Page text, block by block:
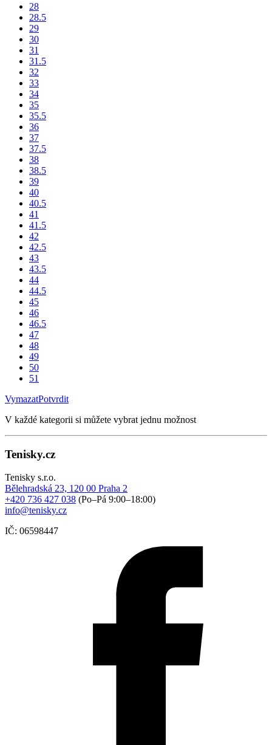
28
28.5
29
30
31
31.5
32
33
34
35
35.5
36
37
37.5
38
38.5
39
40
40.5
41
41.5
42
42.5
43
43.5
44
44.5
45
46
46.5
47
48
49
50
51
VymazatPotvrdit
V každé kategorii si můžete vybrat jednu možnost
Tenisky.cz
Tenisky s.r.o.
Bělehradská 23, 120 00 Praha 2
+420 736 427 038 (Po–Pá 9:00–18:00)
info@tenisky.cz
IČ: 06598447